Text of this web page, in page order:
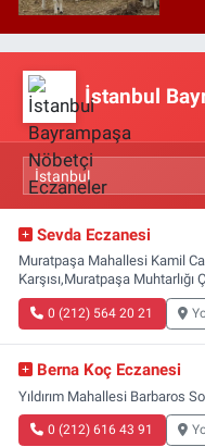
İstanbul
Sevda Eczanesi
Muratpaşa Mahallesi Kamil
Karşısı,Muratpaşa Muhtarlığı
0 (212) 564 20 21
Berna Koç Eczanesi
Yıldırım Mahallesi Barbaros
0 (212) 616 43 91